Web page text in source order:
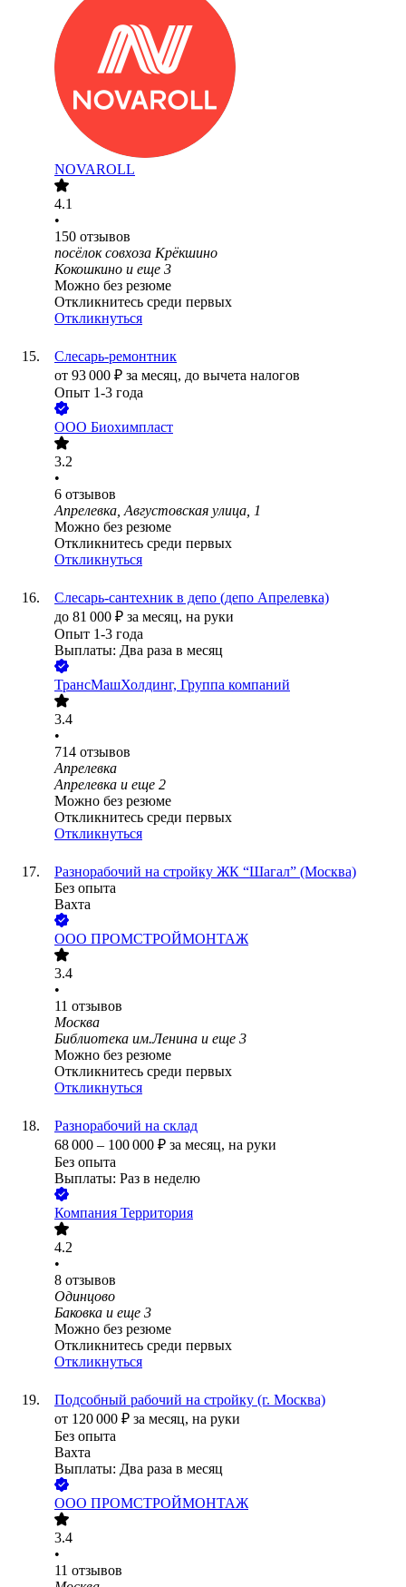
NOVAROLL
4.1
•
150 отзывов
посёлок совхоза Крёкшино
Кокошкино и еще 3
Можно без резюме
Откликнитесь среди первых
Откликнуться
Слесарь-ремонтник
от 93 000 ₽ за месяц, до вычета налогов
Опыт 1-3 года
ООО Биохимпласт
3.2
•
6 отзывов
Апрелевка, Августовская улица, 1
Можно без резюме
Откликнитесь среди первых
Откликнуться
Слесарь-сантехник в депо (депо Апрелевка)
до 81 000 ₽ за месяц, на руки
Опыт 1-3 года
Выплаты: Два раза в месяц
ТрансМашХолдинг, Группа компаний
3.4
•
714 отзывов
Апрелевка
Апрелевка и еще 2
Можно без резюме
Откликнитесь среди первых
Откликнуться
Разнорабочий на стройку ЖК “Шагал” (Москва)
Без опыта
Вахта
ООО ПРОМСТРОЙМОНТАЖ
3.4
•
11 отзывов
Москва
Библиотека им.Ленина и еще 3
Можно без резюме
Откликнитесь среди первых
Откликнуться
Разнорабочий на склад
68 000 – 100 000 ₽ за месяц, на руки
Без опыта
Выплаты: Раз в неделю
Компания Территория
4.2
•
8 отзывов
Одинцово
Баковка и еще 3
Можно без резюме
Откликнитесь среди первых
Откликнуться
Подсобный рабочий на стройку (г. Москва)
от 120 000 ₽ за месяц, на руки
Без опыта
Вахта
Выплаты: Два раза в месяц
ООО ПРОМСТРОЙМОНТАЖ
3.4
•
11 отзывов